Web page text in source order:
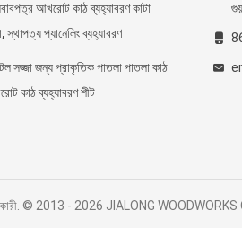
আখরোট কাঠ ব্যহ্যাবরণ কাটা
স্থাপত্য প্যানেলিং ব্যহ্যাবরণ
সজ্জা জন্য প্রাকৃতিক পাতলা পাতলা কাঠ
কাঠ ব্যহ্যাবরণ শীট
© 2013 - 2026 JIALONG